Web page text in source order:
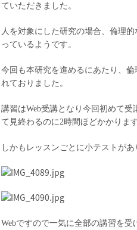
ていただきました。
人を対象にした研究の場合、倫理
っているようです。
今回も本研究を進めるにあたり、
れておりました。
講習はWeb受講となり今回初めて受
て見終わるのに 2時間ほどかかります
しかもレッスンごとに小テストが
Webですので一気に全部の講習を受